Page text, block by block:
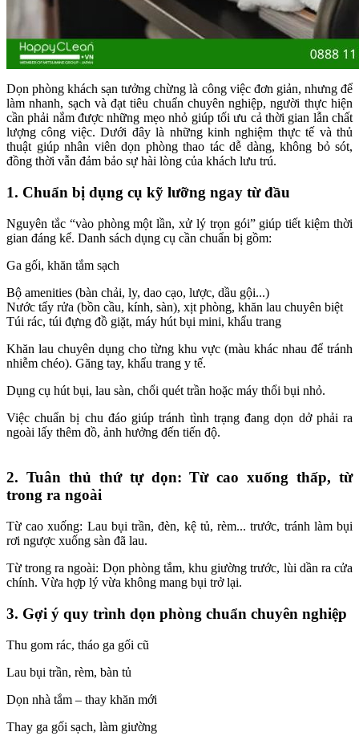
Dọn phòng khách sạn tưởng chừng là công việc đơn giản, nhưng để
làm nhanh, sạch và đạt tiêu chuẩn chuyên nghiệp, người thực hiện
cần phải nắm được những mẹo nhỏ giúp tối ưu cả thời gian lẫn chất
lượng công việc. Dưới đây là những kinh nghiệm thực tế và thủ
thuật giúp nhân viên dọn phòng thao tác dễ dàng, không bỏ sót,
đồng thời vẫn đảm bảo sự hài lòng của khách lưu trú.
1. Chuẩn bị dụng cụ kỹ lưỡng ngay từ đầu
Nguyên tắc “vào phòng một lần, xử lý trọn gói” giúp tiết kiệm thời
gian đáng kể. Danh sách dụng cụ cần chuẩn bị gồm:
Ga gối, khăn tắm sạch
Bộ amenities (bàn chải, ly, dao cạo, lược, dầu gội...)
Nước tẩy rửa (bồn cầu, kính, sàn), xịt phòng, khăn lau chuyên biệt
Túi rác, túi đựng đồ giặt, máy hút bụi mini, khẩu trang
Khăn lau chuyên dụng cho từng khu vực (màu khác nhau để tránh
nhiễm chéo). Găng tay, khẩu trang y tế.
Dụng cụ hút bụi, lau sàn, chổi quét trần hoặc máy thổi bụi nhỏ.
Việc chuẩn bị chu đáo giúp tránh tình trạng đang dọn dở phải ra
ngoài lấy thêm đồ, ảnh hưởng đến tiến độ.
2. Tuân thủ thứ tự dọn: Từ cao xuống thấp, từ
trong ra ngoài
Từ cao xuống: Lau bụi trần, đèn, kệ tủ, rèm... trước, tránh làm bụi
rơi ngược xuống sàn đã lau.
Từ trong ra ngoài: Dọn phòng tắm, khu giường trước, lùi dần ra cửa
chính. Vừa hợp lý vừa không mang bụi trở lại.
3. Gợi ý quy trình dọn phòng chuẩn chuyên nghiệp
Thu gom rác, tháo ga gối cũ
Lau bụi trần, rèm, bàn tủ
Dọn nhà tắm – thay khăn mới
Thay ga gối sạch, làm giường